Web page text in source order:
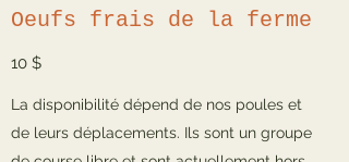
Oeufs frais de la ferme
10 $
La disponibilité dépend de nos poules et
de leurs déplacements. Ils sont un groupe